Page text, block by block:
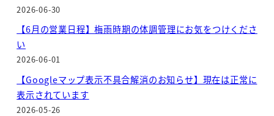
2026-06-30
【6月の営業日程】梅雨時期の体調管理にお気をつけくださ
い
2026-06-01
【Googleマップ表示不具合解消のお知らせ】現在は正常に
表示されています
2026-05-26